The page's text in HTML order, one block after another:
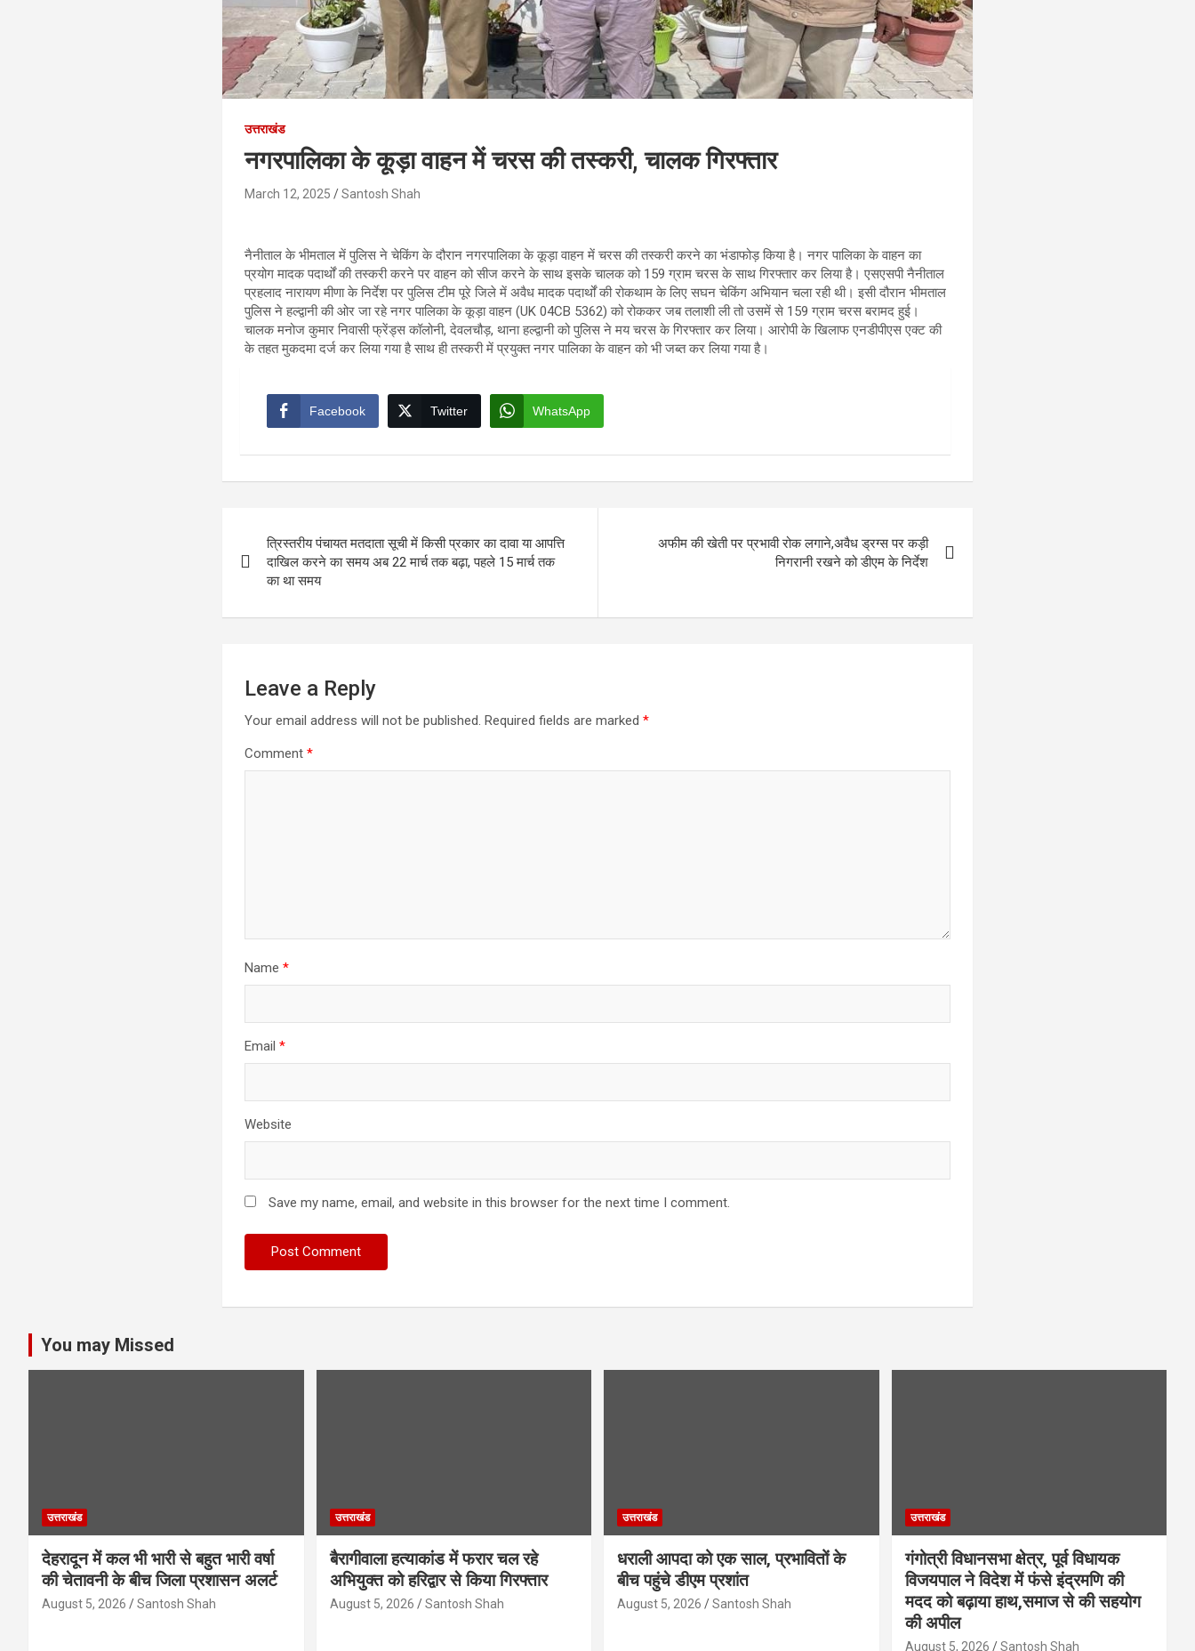
उत्तराखंड
नगरपालिका के कूड़ा वाहन में चरस की तस्करी, चालक गिरफ्तार
March 12, 2025 Santosh Shah
नैनीताल के भीमताल में पुलिस ने चेकिंग के दौरान नगरपालिका के कूड़ा वाहन में चरस की तस्करी करने का भंडाफोड़ किया है। नगर पालिका के वाहन का
प्रयोग मादक पदार्थों की तस्करी करने पर वाहन को सीज करने के साथ इसके चालक को 159 ग्राम चरस के साथ गिरफ्तार कर लिया है। एसएसपी नैनीताल
प्रहलाद नारायण मीणा के निर्देश पर पुलिस टीम पूरे जिले में अवैध मादक पदार्थों की रोकथाम के लिए सघन चेकिंग अभियान चला रही थी। इसी दौरान भीमताल
पुलिस ने हल्द्वानी की ओर जा रहे नगर पालिका के कूड़ा वाहन (UK 04CB 5362) को रोककर जब तलाशी ली तो उसमें से 159 ग्राम चरस बरामद हुई।
चालक मनोज कुमार निवासी फ्रेंड्स कॉलोनी, देवलचौड़, थाना हल्द्वानी को पुलिस ने मय चरस के गिरफ्तार कर लिया। आरोपी के खिलाफ एनडीपीएस एक्ट की
के तहत मुकदमा दर्ज कर लिया गया है साथ ही तस्करी में प्रयुक्त नगर पालिका के वाहन को भी जब्त कर लिया गया है।
Facebook Twitter WhatsApp
navigation
त्रिस्तरीय पंचायत मतदाता सूची में किसी प्रकार का दावा या आपत्ति
दाखिल करने का समय अब 22 मार्च तक बढ़ा, पहले 15 मार्च तक
का था समय
अफीम की खेती पर प्रभावी रोक लगाने,अवैध ड्रग्स पर कड़ी
निगरानी रखने को डीएम के निर्देश
Leave a Reply
Your email address will not be published. Required fields are marked*
Comment*
Name*
Email*
Website
Save my name, email, and website in this browser for the next time I comment.
You may Missed
उत्तराखंड
देहरादून में कल भी भारी से बहुत भारी वर्षा
की चेतावनी के बीच जिला प्रशासन अलर्ट
August 5, 2026 Santosh Shah
उत्तराखंड
बैरागीवाला हत्याकांड में फरार चल रहे
अभियुक्त को हरिद्वार से किया गिरफ्तार
August 5, 2026 Santosh Shah
उत्तराखंड
धराली आपदा को एक साल, प्रभावितों के
बीच पहुंचे डीएम प्रशांत
August 5, 2026 Santosh Shah
उत्तराखंड
गंगोत्री विधानसभा क्षेत्र, पूर्व विधायक
विजयपाल ने विदेश में फंसे इंद्रमणि की
मदद को बढ़ाया हाथ,समाज से की सहयोग
की अपील
August 5, 2026 Santosh Shah